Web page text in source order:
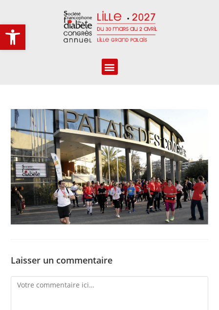
Ouvrir la barre d’outils
Laisser un commentaire